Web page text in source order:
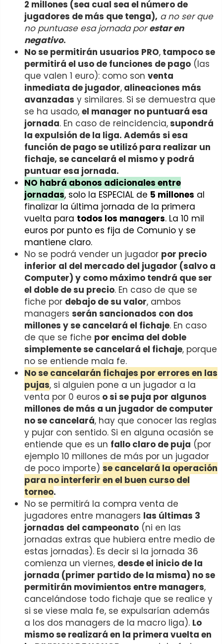
2 millones (sea cual sea el número de
jugadores de más que tenga), a no ser que
no puntuase esa jornada porestar en
negativo.
No se permitirán usuarios PRO, tampoco se
permitirá el uso de funciones de pago (las
que valen 1 euro): como son venta
inmediata de jugador, alineaciones más
avanzadas y similares. Si se demuestra que
se ha usado, el manager no puntuará esa
jornada. En caso de reincidencia,supondrá
la expulsión de la liga. Además si esa
función de pago se utilizó para realizar un
fichaje, se cancelará el mismo y podrá
puntuar esa jornada.
NO habrá abonos adicionales entre
jornadas, solo la ESPECIAL de 5 millones al
finalizar la última jornada de la primera
vuelta para todos los managers. La 10 mil
euros por punto es fija de Comunio y se
mantiene claro.
No se podrá vender un jugador por precio
inferior al del mercado del jugador (salvo a
Computer) y como máximo tendrá que ser
el doble de su precio. En caso de que se
fiche por debajo de su valor, ambos
managers serán sancionados con dos
millones y se cancelará el fichaje. En caso
de que se fiche por encima del doble
simplemente se cancelará el fichaje, porque
no se entiende mala fe.
No se cancelarán fichajes por errores en las
pujas, si alguien pone a un jugador a la
venta por 0 euros o si se puja por algunos
millones de más a un jugador de computer
no se cancelará, hay que conocer las reglas
y pujar con sentido. Si en alguna ocasión se
entiende que es un fallo claro de puja (por
ejemplo 10 millones de más por un jugador
de poco importe) se cancelará la operación
para no interferir en el buen curso del
torneo.
No se permitirá la compra venta de
jugadores entre managers las últimas 3
jornadas del campeonato (ni en las
jornadas extras que hubiera entre medio de
estas jornadas). Es decir si la jornada 36
comienza un viernes, desde el inicio de la
jornada (primer partido de la misma) no se
permitirán movimientos entre managers,
cancelándose todo fichaje que se realice y
si se viese mala fe, se expulsarían además
a los dos managers de la macro liga). Lo
mismo se realizará en la primera vuelta en